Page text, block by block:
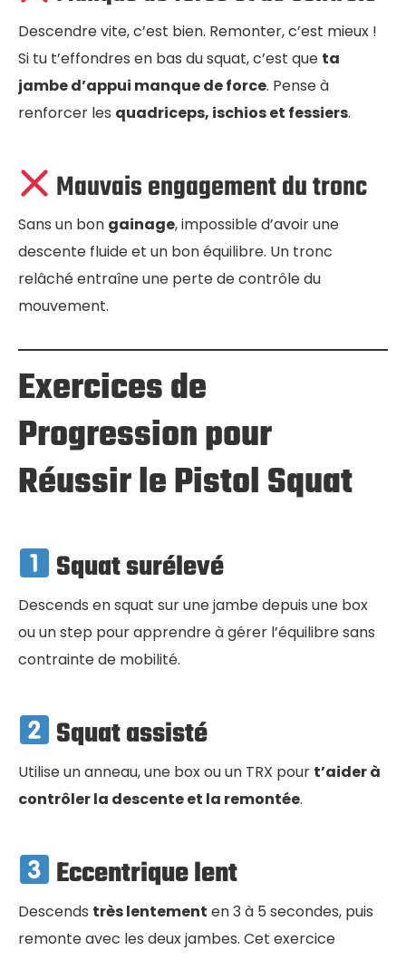
Descendre vite, c’est bien. Remonter, c’est mieux !
Si tu t’effondres en bas du squat, c’est que ta
jambe d’appui manque de force. Pense à
renforcer les quadriceps, ischios et fessiers.
Mauvais engagement du tronc
Sans un bon gainage, impossible d’avoir une
descente fluide et un bon équilibre. Un tronc
relâché entraîne une perte de contrôle du
mouvement.
Exercices de
Progression pour
Réussir le Pistol Squat
Squat surélevé
Descends en squat sur une jambe depuis une box
ou un step pour apprendre à gérer l’équilibre sans
contrainte de mobilité.
Squat assisté
Utilise un anneau, une box ou un TRX pour t’aider à
contrôler la descente et la remontée.
Eccentrique lent
Descends très lentement en 3 à 5 secondes, puis
remonte avec les deux jambes. Cet exercice